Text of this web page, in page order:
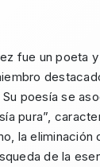
fue un poeta
poesía se
pura”,
la eliminación
de la